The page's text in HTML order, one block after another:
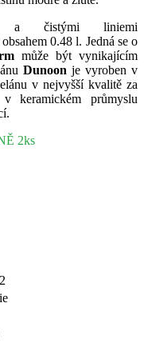
a čistými liniemi
0.48 l. Jedná se o
může být vynikajícím
Dunoon je vyroben v
v nejvyšší kvalitě za
keramickém průmyslu
2ks